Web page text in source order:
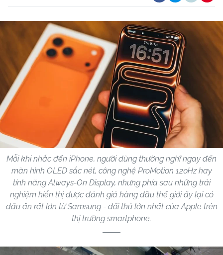
Mỗi khi nhắc đến iPhone, người dùng thường nghĩ ngay đến
màn hình OLED sắc nét, công nghệ ProMotion 120Hz hay
tính năng Always-On Display, nhưng phía sau những trải
nghiệm hiển thị được đánh giá hàng đầu thế giới ấy lại có
dấu ấn rất lớn từ Samsung - đối thủ lớn nhất của Apple trên
thị trường smartphone.